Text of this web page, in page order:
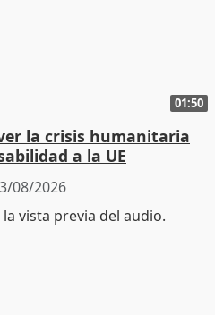
01:50
la crisis humanitaria
a la UE
08/2026